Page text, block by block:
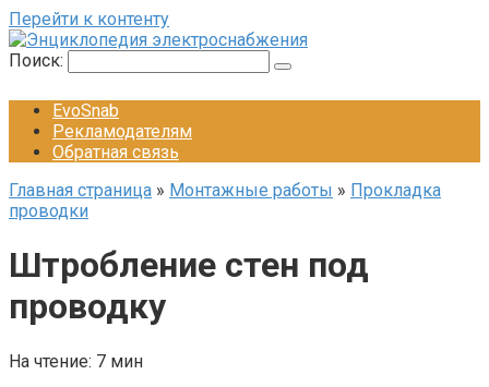
Перейти к контенту
Поиск:
EvoSnab
Рекламодателям
Обратная связь
Главная страница » Монтажные работы » Прокладка
проводки
Штробление стен под
проводку
На чтение: 7 мин